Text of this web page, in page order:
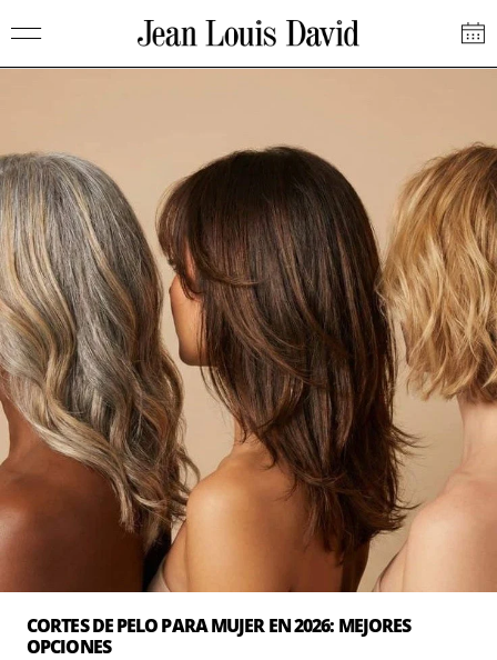
al
contenido
Jean
CORTES DE PELO PARA MUJER EN 2026: MEJORES
OPCIONES